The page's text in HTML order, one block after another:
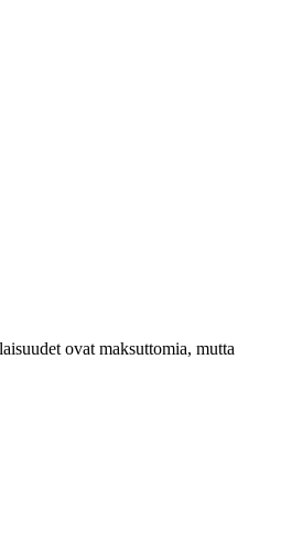
ovat maksuttomia, mutta